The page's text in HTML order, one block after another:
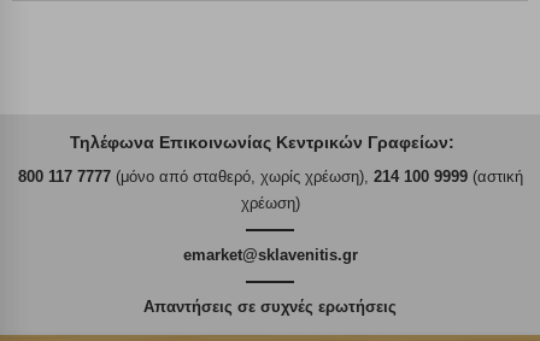
Τηλέφωνα Επικοινωνίας Κεντρικών Γραφείων:
800 117 7777(μόνο από σταθερό, χωρίς χρέωση), 214 100 9999(αστική
χρέωση)
emarket@sklavenitis.gr
Απαντήσεις σε συχνές ερωτήσεις